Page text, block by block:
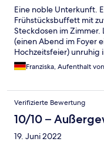
Eine noble Unterkunft.
Frühstücksbuffett mit
Steckdosen im Zimmer.
(einen Abend im Foyer
Hochzeitsfeier) unruhig
besetzt. Hinweise auf
abgegeben werden.
entgegenkommend
relativ klein (ca. 10
öffentlicher Parkplatz,
ist. Der Schlossgarten
ruhig und beschaulich.
Franziska, Aufenthalt
Verifizierte Bewertung
10/10 –
19. Juni 2022